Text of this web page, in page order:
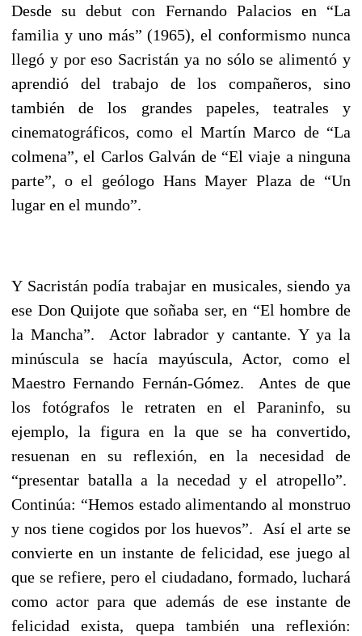
Desde su debut con Fernando Palacios en “La
familia y uno más” (1965), el conformismo nunca
llegó y por eso Sacristán ya no sólo se alimentó y
aprendió del trabajo de los compañeros, sino
también de los grandes papeles, teatrales y
cinematográficos, como el Martín Marco de “La
colmena”, el Carlos Galván de “El viaje a ninguna
parte”, o el geólogo Hans Mayer Plaza de “Un
lugar en el mundo”.
Y Sacristán podía trabajar en musicales, siendo ya
ese Don Quijote que soñaba ser, en “El hombre de
la Mancha”. Actor labrador y cantante. Y ya la
minúscula se hacía mayúscula, Actor, como el
Maestro Fernando Fernán-Gómez. Antes de que
los fotógrafos le retraten en el Paraninfo, su
ejemplo, la figura en la que se ha convertido,
resuenan en su reflexión, en la necesidad de
“presentar batalla a la necedad y el atropello”.
Continúa: “Hemos estado alimentando al monstruo
y nos tiene cogidos por los huevos”. Así el arte se
convierte en un instante de felicidad, ese juego al
que se refiere, pero el ciudadano, formado, luchará
como actor para que además de ese instante de
felicidad exista, quepa también una reflexión: